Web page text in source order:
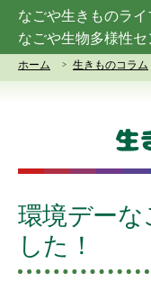
なごや生きものライ
なごや生物多様性セ
ホーム 生きものコラム
生
環境デー
した！